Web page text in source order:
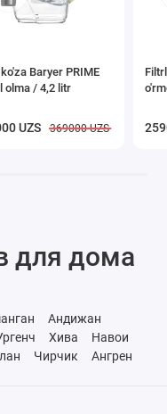
Baryer PRIME
olma / 4,2 litr
UZS 369000 UZS
для дома
Андижан
Хива
Навои
Чирчик
Ангрен